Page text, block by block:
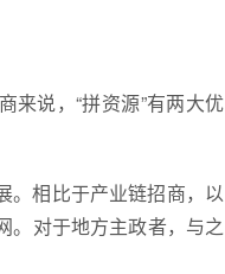
来说，“拼资源”有两大优
。相比于产业链招商，以
。对于地方主政者，与之